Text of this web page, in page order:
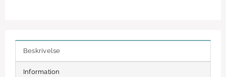
Beskrivelse
Information